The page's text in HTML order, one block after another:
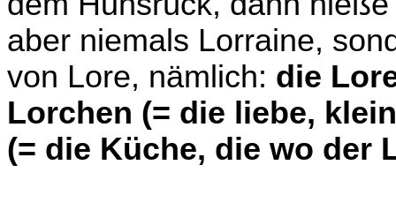
aber niemals Lorraine,
von Lore, nämlich: die
Lorchen (= die liebe,
(= die Küche, die wo der